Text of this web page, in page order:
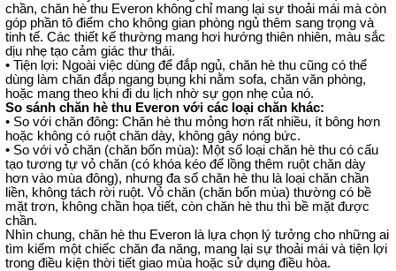
chần, chăn hè thu Everon không chỉ mang lại sự thoải mái mà còn
góp phần tô điểm cho không gian phòng ngủ thêm sang trọng và
tinh tế. Các thiết kế thường mang hơi hướng thiên nhiên, màu sắc
dịu nhẹ tạo cảm giác thư thái.
• Tiện lợi: Ngoài việc dùng để đắp ngủ, chăn hè thu cũng có thể
dùng làm chăn đắp ngang bụng khi nằm sofa, chăn văn phòng,
hoặc mang theo khi đi du lịch nhờ sự gọn nhẹ của nó.
So sánh chăn hè thu Everon với các loại chăn khác:
• So với chăn đông: Chăn hè thu mỏng hơn rất nhiều, ít bông hơn
hoặc không có ruột chăn dày, không gây nóng bức.
• So với vỏ chăn (chăn bốn mùa): Một số loại chăn hè thu có cấu
tạo tương tự vỏ chăn (có khóa kéo để lồng thêm ruột chăn dày
hơn vào mùa đông), nhưng đa số chăn hè thu là loại chăn chần
liền, không tách rời ruột. Vỏ chăn (chăn bốn mùa) thường có bề
mặt trơn, không chần họa tiết, còn chăn hè thu thì bề mặt được
chần.
Nhìn chung, chăn hè thu Everon là lựa chọn lý tưởng cho những ai
tìm kiếm một chiếc chăn đa năng, mang lại sự thoải mái và tiện lợi
trong điều kiện thời tiết giao mùa hoặc sử dụng điều hòa.